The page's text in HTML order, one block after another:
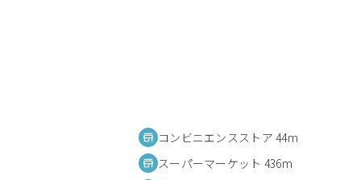
コンビニエンスストア 44m
スーパーマーケット 436m